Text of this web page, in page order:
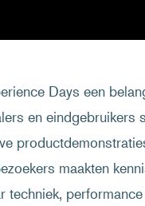
Days een
en eindgebruikers
maakten
techniek,